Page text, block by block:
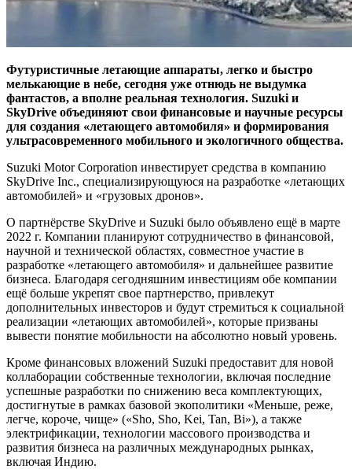
Футуристичные летающие аппараты, легко и быстро
мелькающие в небе, сегодня уже отнюдь не выдумка
фантастов, а вполне реальная технология. Suzuki и
SkyDrive объединяют свои финансовые и научные ресурсы
для создания «летающего автомобиля» и формирования
ультрасовременного мобильного и экологичного общества.
Suzuki Motor Corporation инвестирует средства в компанию
SkyDrive Inc., специализирующуюся на разработке «летающих
автомобилей» и «грузовых дронов».
О партнёрстве SkyDrive и Suzuki было объявлено ещё в марте
2022 г. Компании планируют сотрудничество в финансовой,
научной и технической областях, совместное участие в
разработке «летающего автомобиля» и дальнейшее развитие
бизнеса. Благодаря сегодняшним инвестициям обе компании
ещё больше укрепят свое партнерство, привлекут
дополнительных инвесторов и будут стремиться к социальной
реализации «летающих автомобилей», которые призваны
вывести понятие мобильности на абсолютно новый уровень.
Кроме финансовых вложений Suzuki предоставит для новой
коллаборации собственные технологии, включая последние
успешные разработки по снижению веса комплектующих,
достигнутые в рамках базовой экополитики «Меньше, реже,
легче, короче, чище» («Sho, Sho, Kei, Tan, Bi»), а также
электрификации, технологии массового производства и
развития бизнеса на различных международных рынках,
включая Индию.